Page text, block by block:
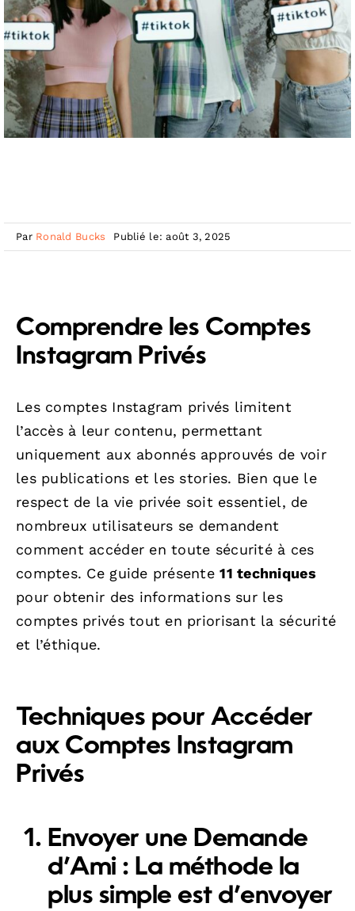
Par Ronald Bucks Publié le: août 3, 2025
Comprendre les Comptes
Instagram Privés
Les comptes Instagram privés limitent
l’accès à leur contenu, permettant
uniquement aux abonnés approuvés de voir
les publications et les stories. Bien que le
respect de la vie privée soit essentiel, de
nombreux utilisateurs se demandent
comment accéder en toute sécurité à ces
comptes. Ce guide présente11 techniques
pour obtenir des informations sur les
comptes privés tout en priorisant la sécurité
et l’éthique.
Techniques pour Accéder
aux Comptes Instagram
Privés
Envoyer une Demande
d’Ami : La méthode la
plus simple est d’envoyer